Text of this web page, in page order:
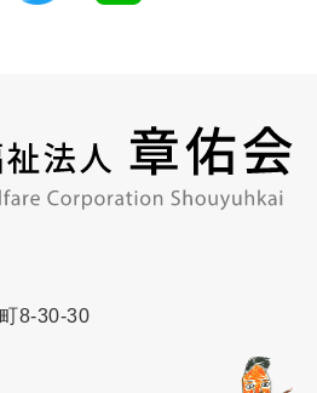
8-30-30